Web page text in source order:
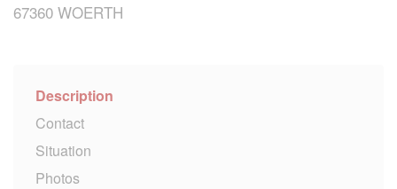
67360 WOERTH
Description
Contact
Situation
Photos